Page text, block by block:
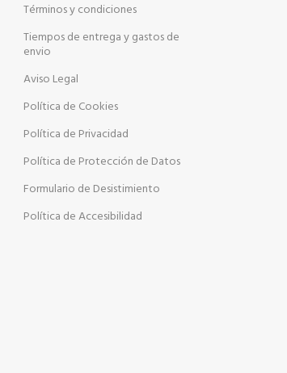
Términos y condiciones
Tiempos de entrega y gastos de
envio
Aviso Legal
Política de Cookies
Política de Privacidad
Política de Protección de Datos
Formulario de Desistimiento
Política de Accesibilidad